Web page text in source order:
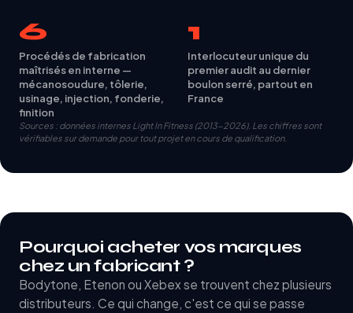
6
Procédés de fabrication
maîtrisés en interne —
mécanosoudure, tôlerie,
usinage, injection, fonderie,
finition
1
Interlocuteur unique du
premier audit au dernier
boulon serré, partout en
France
Sources : données internes Light In Fitness (2013-2026). Les chiffres sont
vérifiables sur demande pour tout projet en cours de qualification.
Pourquoi acheter vos marques
chez un fabricant ?
Bodytone, Etenon ou Xebex se trouvent chez plusieurs
distributeurs. Ce qui change, c'est ce qui se passe